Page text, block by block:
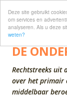
Deze site gebruikt
om services en
analyseren. Als u deze
weten?
DE
Rechtstreeks uit
over het primair
middelbaar